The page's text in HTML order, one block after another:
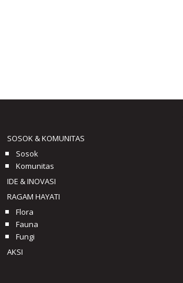
SOSOK & KOMUNITAS
Sosok
Komunitas
IDE & INOVASI
RAGAM HAYATI
Flora
Fauna
Fungi
AKSI